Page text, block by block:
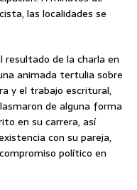
las localidades se
de la charla en
animada tertulia sobre
y el trabajo escritural,
de alguna forma
en su carrera, así
con su pareja,
político en